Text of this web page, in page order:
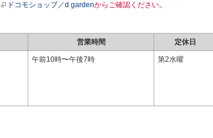
ドコモショップ／d gardenからご確認ください。
営業時間 定休日
午前10時〜午後7時 第2水曜